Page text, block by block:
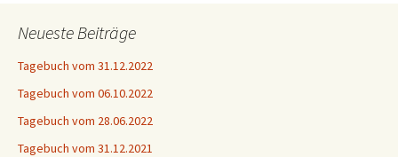
Neueste Beiträge
Tagebuch vom 31.12.2022
Tagebuch vom 06.10.2022
Tagebuch vom 28.06.2022
Tagebuch vom 31.12.2021